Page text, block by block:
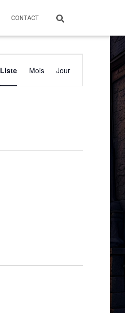
CONTACT
Navigation
de
Liste Mois Jour